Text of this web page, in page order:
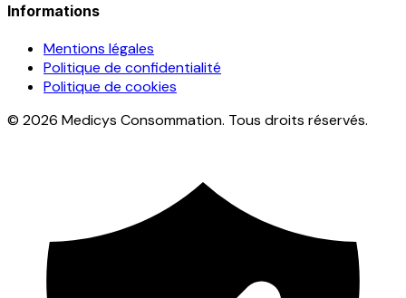
Informations
Mentions légales
Politique de confidentialité
Politique de cookies
© 2026 Medicys Consommation. Tous droits réservés.